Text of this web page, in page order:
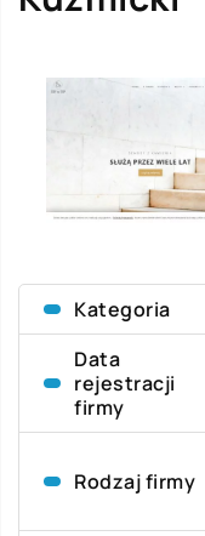
Kategoria
Data
rejestracji
firmy
Rodzaj firmy